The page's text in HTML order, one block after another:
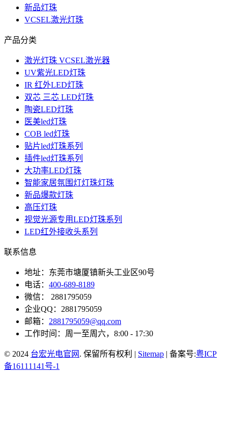
新品灯珠
VCSEL激光灯珠
产品分类
激光灯珠 VCSEL激光器
UV紫光LED灯珠
IR 红外LED灯珠
双芯 三芯 LED灯珠
陶瓷LED灯珠
医美led灯珠
COB led灯珠
贴片led灯珠系列
插件led灯珠系列
大功率LED灯珠
智能家居氛围灯灯珠灯珠
新品爆款灯珠
高压灯珠
视觉光源专用LED灯珠系列
LED红外接收头系列
联系信息
地址：东莞市塘厦镇新头工业区90号
电话： 400-689-8189
微信： 2881795059
企业QQ：2881795059
邮箱： 2881795059@qq.com
工作时间：周一至周六，8:00 - 17:30
© 2024 台宏光电官网 . 保留所有权利 | Sitemap | 备案号:粤ICP
备16111141号-1